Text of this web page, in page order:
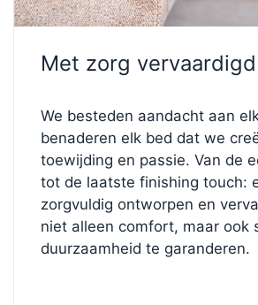
10 cm hoog, wat een vleugje
vormt een mooie aanvulling op de
eigentijdse uitstraling krijgt.
Met zijnroyale afmetingen van
dit bed uitzonderlijke ruimte en
uiting van comfort, vakmanschap
Ontwerp je perfecte bed
Met zorg vervaardigd
We besteden aandacht aan
benaderen elk bed dat we
toewijding en passie. Van de
tot de laatste finishing touch:
zorgvuldig ontworpen en
niet alleen comfort, maar ook
duurzaamheid te garanderen.